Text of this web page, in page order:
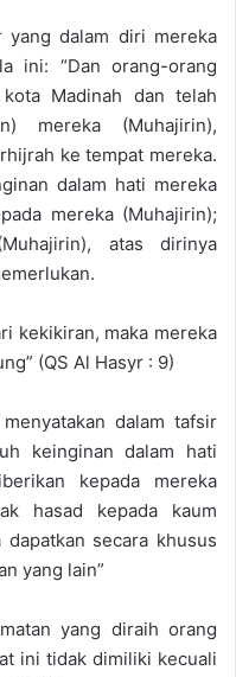
yang dalam diri mereka
ini: “Dan orang-orang
Madinah dan telah
mereka (Muhajirin),
ke tempat mereka.
dalam hati mereka
mereka (Muhajirin);
atas dirinya
kekikiran, maka mereka
(QS Al Hasyr : 9)
dalam tafsir
keinginan dalam hati
kepada mereka
hasad kepada kaum
secara khusus
yang lain”
yang diraih orang
ini tidak dimiliki kecuali